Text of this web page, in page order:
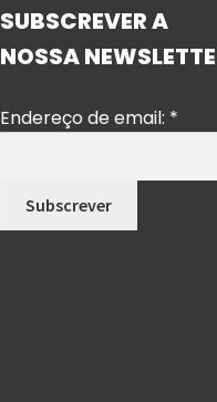
SUBSCREVER A
NOSSA
Endereço de email: *